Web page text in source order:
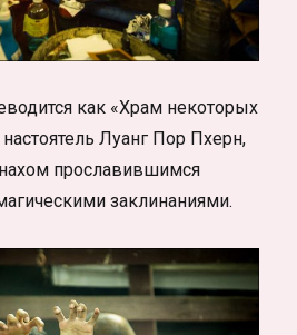
как «Храм некоторых
Луанг Пор Пхерн,
прославившимся
заклинаниями.